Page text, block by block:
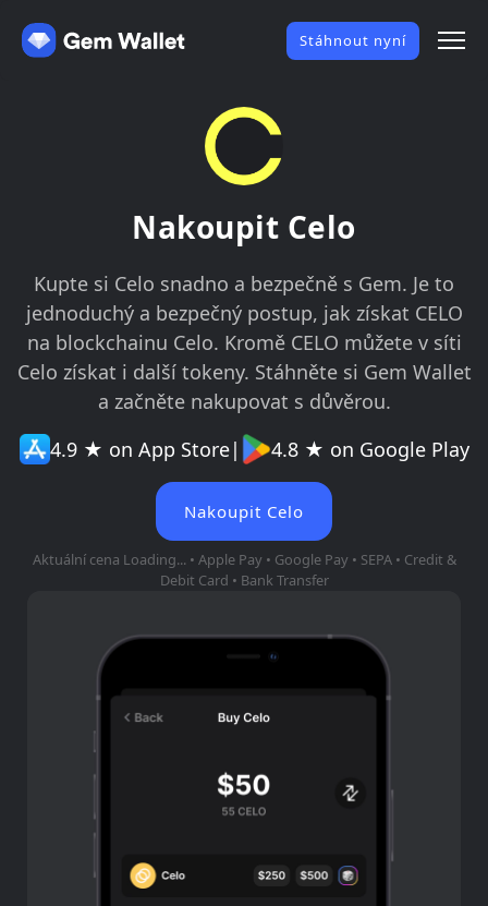
Stáhnout nyní
Nakoupit Celo
Kupte si Celo snadno a bezpečně s Gem. Je to
jednoduchý a bezpečný postup, jak získat CELO
na blockchainu Celo. Kromě CELO můžete v síti
Celo získat i další tokeny. Stáhněte si Gem Wallet
a začněte nakupovat s důvěrou.
4.9 ★ on App Store| 4.8 ★ on Google Play
Nakoupit Celo
Aktuální cena Loading... • Apple Pay • Google Pay • SEPA • Credit &
Debit Card • Bank Transfer